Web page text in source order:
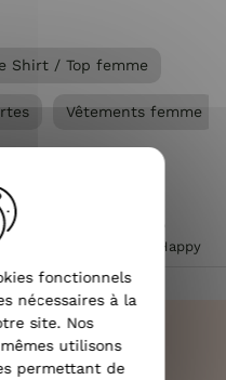
Shirt / Top femme
Vêtements femme
/ Top femme
Mickey léopard Be Happy
fonctionnels
nécessaires à la
site. Nos
utilisons
permettant de